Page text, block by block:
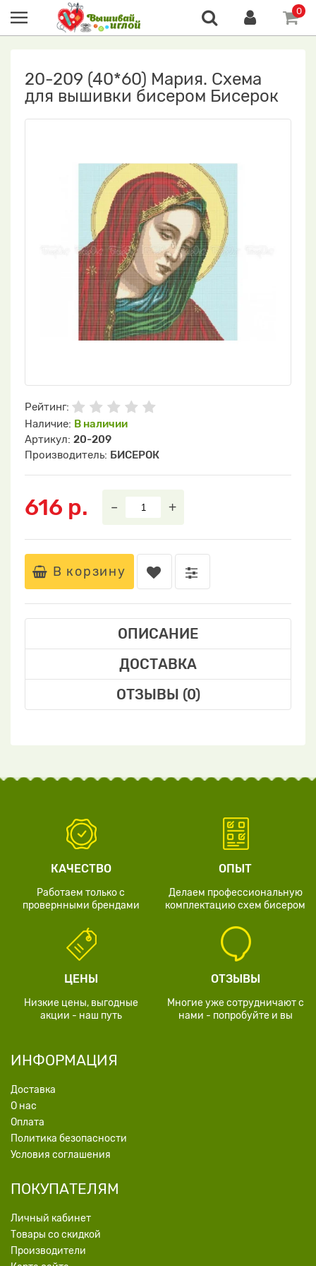
0
20-209 (40*60) Мария. Схема
для вышивки бисером Бисерок
Рейтинг:
Наличие: В наличии
Артикул: 20-209
Производитель: БИСЕРОК
616 р. – +
В корзину
ОПИСАНИЕ
ДОСТАВКА
ОТЗЫВЫ (0)
КАЧЕСТВО
Работаем только с
провернными брендами
ОПЫТ
Делаем профессиональную
комплектацию схем бисером
ЦЕНЫ
Низкие цены, выгодные
акции - наш путь
ОТЗЫВЫ
Многие уже сотрудничают с
нами - попробуйте и вы
ИНФОРМАЦИЯ
Доставка
О нас
Оплата
Политика безопасности
Условия соглашения
ПОКУПАТЕЛЯМ
Личный кабинет
Товары со скидкой
Производители